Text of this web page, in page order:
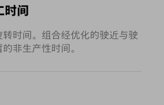
时间
时间。组合经优化的驶近与驶
非生产性时间。